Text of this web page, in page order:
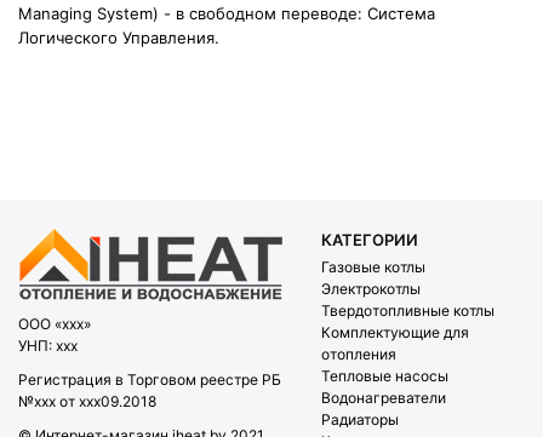
Managing System) - в свободном переводе: Система
Логического Управления.
OOO «xxx»
УНП: xxx
Регистрация в Торговом реестре РБ
№xxx от xxx09.2018
КАТЕГОРИИ
Газовые котлы
Электрокотлы
Твердотопливные котлы
Комплектующие для
отопления
Тепловые насосы
Водонагреватели
Радиаторы